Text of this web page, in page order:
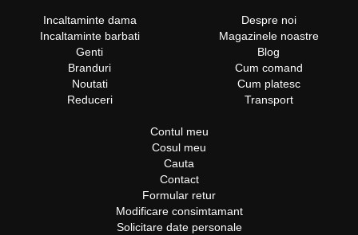
Incaltaminte dama
Incaltaminte barbati
Genti
Branduri
Noutati
Reduceri
Despre noi
Magazinele noastre
Blog
Cum comand
Cum platesc
Transport
Contul meu
Cosul meu
Cauta
Contact
Formular retur
Modificare consimtamant
Solicitare date personale